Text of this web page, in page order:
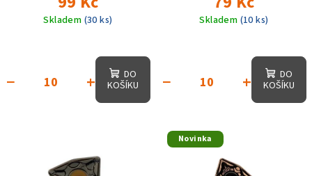
Skladem (30 ks)
+
−
DO
KOŠÍKU
Skladem (10 ks)
+
−
DO
KOŠÍKU
Novinka